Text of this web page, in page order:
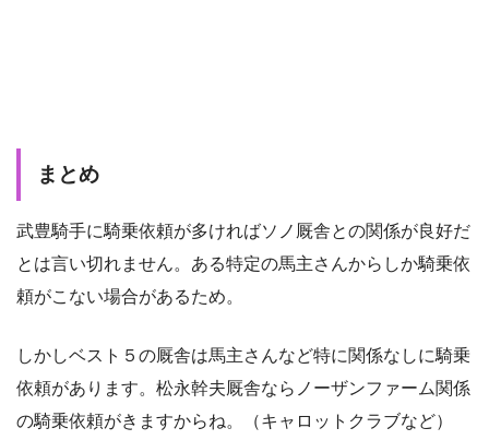
まとめ
武豊騎手に騎乗依頼が多ければソノ厩舎との関係が良好だ
とは言い切れません。ある特定の馬主さんからしか騎乗依
頼がこない場合があるため。
しかしベスト５の厩舎は馬主さんなど特に関係なしに騎乗
依頼があります。松永幹夫厩舎ならノーザンファーム関係
の騎乗依頼がきますからね。（キャロットクラブなど）